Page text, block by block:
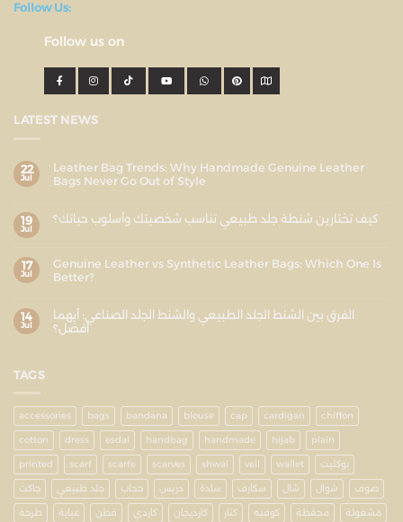
Follow Us:
Follow us on
LATEST NEWS
22
Jul
Leather Bag Trends: Why Handmade Genuine Leather
Bags Never Go Out of Style
19
Jul
كيف تختارين شنطة جلد طبيعي تناسب شخصيتك وأسلوب حياتك؟
17
Jul
Genuine Leather vs Synthetic Leather Bags: Which One Is
Better?
14
Jul
الفرق بين الشنط الجلد الطبيعي والشنط الجلد الصناعي: أيهما
أفضل؟
TAGS
accessories bags bandana blouse cap cardigan chiffon
cotton dress esdal handbag handmade hijab plain
printed scarf scarfe scarves shwal veil wallet بوكليت
جاكت جلد طبيعي حجاب دريس سادة سكارف شال شوال صوف
طرحة عباية قطن كاردي كارديجان كنار كوفيه محفظة مشغولة